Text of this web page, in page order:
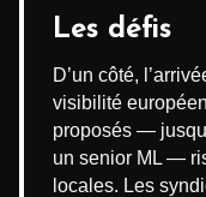
Les défis
D’un côté,
visibilité
proposés —
un senior ML —
locales. Les